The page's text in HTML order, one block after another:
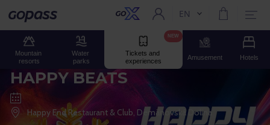
Gopass Current language:
EN
Mountain
resorts
Water
parks
Tickets and
experiences
NEW
Amusement Hotels
HAPPY BEATS
Happy End Restaurant & Club, Demänovská Dolina